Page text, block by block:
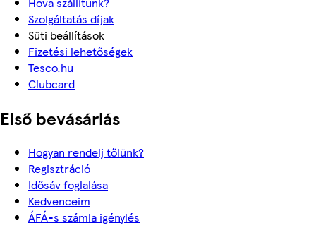
Szolgáltatás díjak
Süti beállítások
Fizetési lehetőségek
Tesco.hu
Clubcard
Első bevásárlás
Hogyan rendelj tőlünk?
Regisztráció
Idősáv foglalása
Kedvenceim
ÁFÁ-s számla igénylés